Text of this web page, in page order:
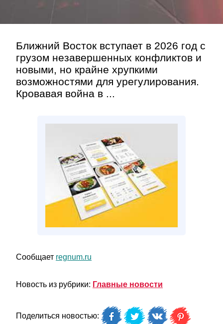
Ближний Восток вступает в 2026 год с
грузом незавершенных конфликтов и
новыми, но крайне хрупкими
возможностями для урегулирования.
Кровавая война в ...
Сообщает regnum.ru
Новость из рубрики: Главные новости
Поделиться новостью:
Контакт»